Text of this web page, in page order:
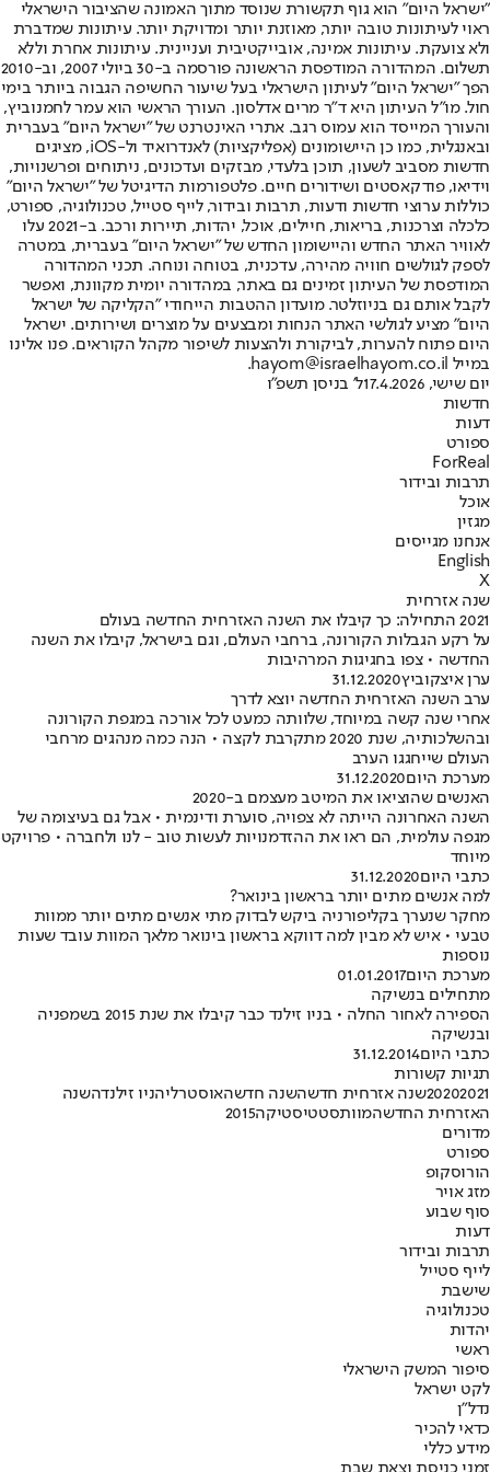
"ישראל היום" הוא גוף תקשורת שנוסד מתוך האמונה שהציבור הישראלי
ראוי לעיתונות טובה יותר, מאוזנת יותר ומדויקת יותר. עיתונות שמדברת
ולא צועקת. עיתונות אמינה, אובייקטיבית ועניינית. עיתונות אחרת וללא
תשלום. המהדורה המודפסת הראשונה פורסמה ב-30 ביולי 2007, וב-2010
הפך "ישראל היום" לעיתון הישראלי בעל שיעור החשיפה הגבוה ביותר בימי
חול. מו"ל העיתון היא ד"ר מרים אדלסון. העורך הראשי הוא עמר לחמנוביץ,
והעורך המייסד הוא עמוס רגב. אתרי האינטרנט של "ישראל היום" בעברית
ובאנגלית, כמו כן היישומונים (אפליקציות) לאנדרואיד ול-iOS, מציגים
חדשות מסביב לשעון, תוכן בלעדי, מבזקים ועדכונים, ניתוחים ופרשנויות,
וידיאו, פודקאסטים ושידורים חיים. פלטפורמות הדיגיטל של "ישראל היום"
כוללות ערוצי חדשות ודעות, תרבות ובידור, לייף סטייל, טכנולוגיה, ספורט,
כלכלה וצרכנות, בריאות, חיילים, אוכל, יהדות, תיירות ורכב. ב-2021 עלו
לאוויר האתר החדש והיישומון החדש של "ישראל היום" בעברית, במטרה
לספק לגולשים חוויה מהירה, עדכנית, בטוחה ונוחה. תכני המהדורה
המודפסת של העיתון זמינים גם באתר, במהדורה יומית מקוונת, ואפשר
לקבל אותם גם בניוזלטר. מועדון ההטבות הייחודי "הקליקה של ישראל
היום" מציע לגולשי האתר הנחות ומבצעים על מוצרים ושירותים. ישראל
היום פתוח להערות, לביקורת ולהצעות לשיפור מקהל הקוראים. פנו אלינו
במייל hayom@israelhayom.co.il.
יום שישי, 17.4.2026
ל' בניסן תשפ"ו
חדשות
דעות
ספורט
ForReal
תרבות ובידור
אוכל
מגזין
אנחנו מגייסים
English
X
שנה אזרחית
2021 התחילה: כך קיבלו את השנה האזרחית החדשה בעולם
על רקע הגבלות הקורונה, ברחבי העולם, וגם בישראל, קיבלו את השנה
החדשה • צפו בחגיגות המרהיבות
ערן איצקוביץ31.12.2020
ערב השנה האזרחית החדשה יוצא לדרך
אחרי שנה קשה במיוחד, שלוותה כמעט לכל אורכה במגפת הקורונה
ובהשלכותיה, שנת 2020 מתקרבת לקצה • הנה כמה מנהגים מרחבי
העולם שייחגגו הערב
מערכת היום31.12.2020
האנשים שהוציאו את המיטב מעצמם ב-2020
השנה האחרונה הייתה לא צפויה, סוערת ודינמית • אבל גם בעיצומה של
מגפה עולמית, הם ראו את ההזדמנויות לעשות טוב - לנו ולחברה • פרויקט
מיוחד
כתבי היום31.12.2020
למה אנשים מתים יותר בראשון בינואר?
מחקר שנערך בקליפורניה ביקש לבדוק מתי אנשים מתים יותר ממוות
טבעי • איש לא מבין למה דווקא בראשון בינואר מלאך המוות עובד שעות
נוספות
מערכת היום01.01.2017
מתחילים בנשיקה
הספירה לאחור החלה • בניו זילנד כבר קיבלו את שנת 2015 בשמפניה
ובנשיקה
כתבי היום31.12.2014
תגיות קשורות
20202021 שנה אזרחית חדשהשנה חדשהאוסטרליהניו זילנדהשנה
האזרחית החדשהמוותסטטיסטיקה2015
מדורים
ספורט
הורוסקופ
מזג אויר
סוף שבוע
דעות
תרבות ובידור
לייף סטייל
שישבת
טכנולוגיה
יהדות
ראשי
סיפור המשק הישראלי
לקט ישראל
נדל"ן
כדאי להכיר
מידע כללי